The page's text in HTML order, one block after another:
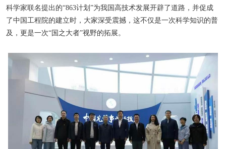
科学家联名提出的“863计划”为我国高技术发展开辟了道路，并促成
了中国工程院的建立时，大家深受震撼，这不仅是一次科学知识的普
及，更是一次“国之大者”视野的拓展。